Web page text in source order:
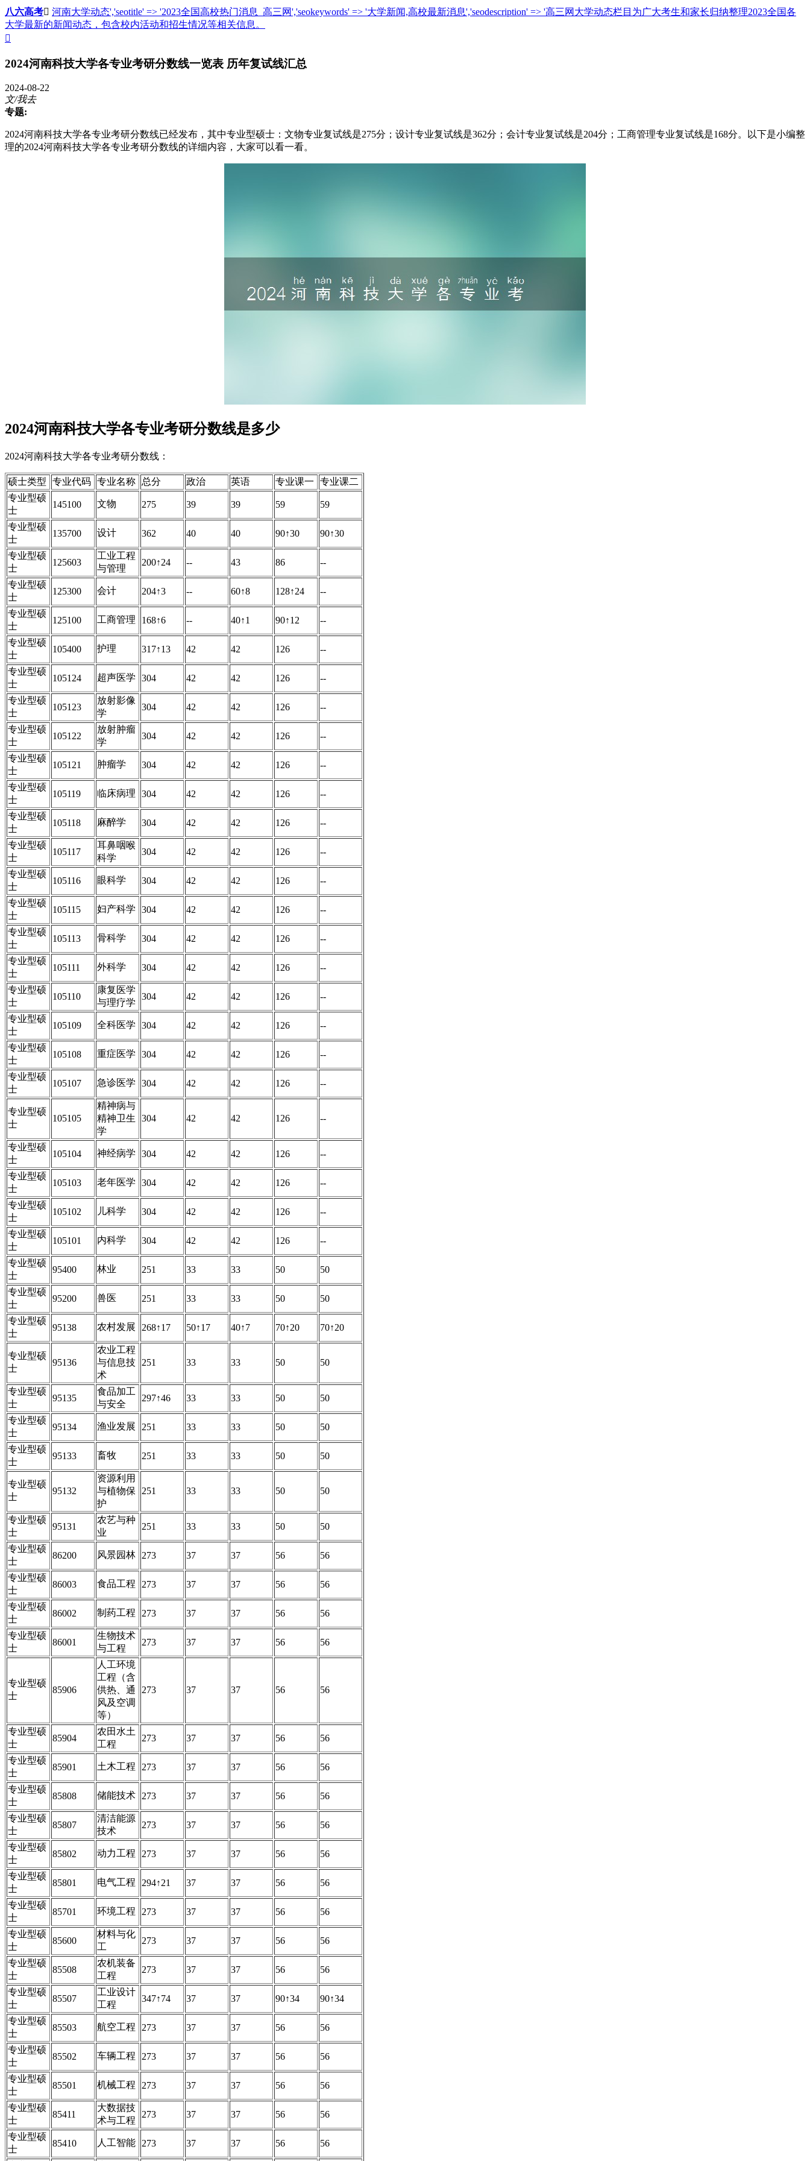
八六高考 河南大学动态','seotitle' => '2023全国高校热门消息_高三网','seokeywords' => '大学新闻,高校最新消息','seodescription' => '高三网大学动态栏目为广大考生和家长归纳整理2023全国各
大学最新的新闻动态，包含校内活动和招生情况等相关信息。

2024河南科技大学各专业考研分数线一览表 历年复试线汇总
2024-08-22
文/我去
专题:
2024河南科技大学各专业考研分数线已经发布，其中专业型硕士：文物专业复试线是275分；设计专业复试线是362分；会计专业复试线是204分；工商管理专业复试线是168分。以下是小编整
理的2024河南科技大学各专业考研分数线的详细内容，大家可以看一看。
2024河南科技大学各专业考研分数线是多少
2024河南科技大学各专业考研分数线：
硕士类型 专业代码 专业名称 总分 政治 英语 专业课一
专业课二
专业型硕
士
145100 文物 275 39 39 59 59
专业型硕
士
135700 设计 362 40 40 90↑30 90↑30
专业型硕
士
125603
工业工程
与管理
200↑24 -- 43 86 --
专业型硕
士
125300 会计 204↑3 -- 60↑8 128↑24 --
专业型硕
士
125100 工商管理 168↑6 -- 40↑1 90↑12 --
专业型硕
士
105400 护理 317↑13 42 42 126 --
专业型硕
士
105124 超声医学 304 42 42 126 --
专业型硕
士
105123
放射影像
学
304 42 42 126 --
专业型硕
士
105122
放射肿瘤
学
304 42 42 126 --
专业型硕
士
105121 肿瘤学 304 42 42 126 --
专业型硕
士
105119 临床病理 304 42 42 126 --
专业型硕
士
105118 麻醉学 304 42 42 126 --
专业型硕
士
105117
耳鼻咽喉
科学
304 42 42 126 --
专业型硕
士
105116 眼科学 304 42 42 126 --
专业型硕
士
105115 妇产科学 304 42 42 126 --
专业型硕
士
105113 骨科学 304 42 42 126 --
专业型硕
士
105111 外科学 304 42 42 126 --
专业型硕
士
105110
康复医学
与理疗学
304 42 42 126 --
专业型硕
士
105109 全科医学 304 42 42 126 --
专业型硕
士
105108 重症医学 304 42 42 126 --
专业型硕
士
105107 急诊医学 304 42 42 126 --
专业型硕
士
105105
精神病与
精神卫生
学
304 42 42 126 --
专业型硕
士
105104 神经病学 304 42 42 126 --
专业型硕
士
105103 老年医学 304 42 42 126 --
专业型硕
士
105102 儿科学 304 42 42 126 --
专业型硕
士
105101 内科学 304 42 42 126 --
专业型硕
士
95400 林业 251 33 33 50 50
专业型硕
士
95200 兽医 251 33 33 50 50
专业型硕
士
95138 农村发展 268↑17 50↑17 40↑7 70↑20 70↑20
专业型硕
士
95136
农业工程
与信息技
术
251 33 33 50 50
专业型硕
士
95135
食品加工
与安全
297↑46 33 33 50 50
专业型硕
士
95134 渔业发展 251 33 33 50 50
专业型硕
士
95133 畜牧 251 33 33 50 50
专业型硕
士
95132
资源利用
与植物保
护
251 33 33 50 50
专业型硕
士
95131
农艺与种
业
251 33 33 50 50
专业型硕
士
86200 风景园林 273 37 37 56 56
专业型硕
士
86003 食品工程 273 37 37 56 56
专业型硕
士
86002 制药工程 273 37 37 56 56
专业型硕
士
86001
生物技术
与工程
273 37 37 56 56
专业型硕
士
85906
人工环境
工程（含
供热、通
风及空调
等）
273 37 37 56 56
专业型硕
士
85904
农田水土
工程
273 37 37 56 56
专业型硕
士
85901 土木工程 273 37 37 56 56
专业型硕
士
85808 储能技术 273 37 37 56 56
专业型硕
士
85807
清洁能源
技术
273 37 37 56 56
专业型硕
士
85802 动力工程 273 37 37 56 56
专业型硕
士
85801 电气工程 294↑21 37 37 56 56
专业型硕
士
85701 环境工程 273 37 37 56 56
专业型硕
士
85600
材料与化
工
273 37 37 56 56
专业型硕
士
85508
农机装备
工程
273 37 37 56 56
专业型硕
士
85507
工业设计
工程
347↑74 37 37 90↑34 90↑34
专业型硕
士
85503 航空工程 273 37 37 56 56
专业型硕
士
85502 车辆工程 273 37 37 56 56
专业型硕
士
85501 机械工程 273 37 37 56 56
专业型硕
士
85411
大数据技
术与工程
273 37 37 56 56
专业型硕
士
85410 人工智能 273 37 37 56 56